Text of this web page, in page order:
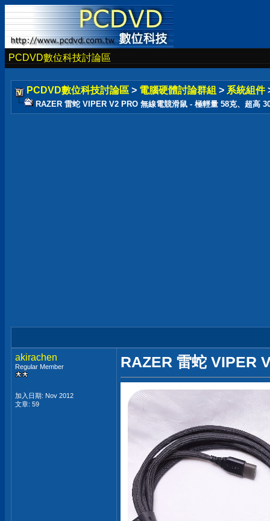
PCDVD數位科技討論區
PCDVD數位科技討論區 > 電腦硬體討論群組 > 系統組件
RAZER 雷蛇 VIPER V2 PRO 無線電競滑鼠 - 極輕量 58克、超高
akirachen
Regular Member
加入日期: Nov 2012
文章: 59
RAZER 雷蛇 VIPER